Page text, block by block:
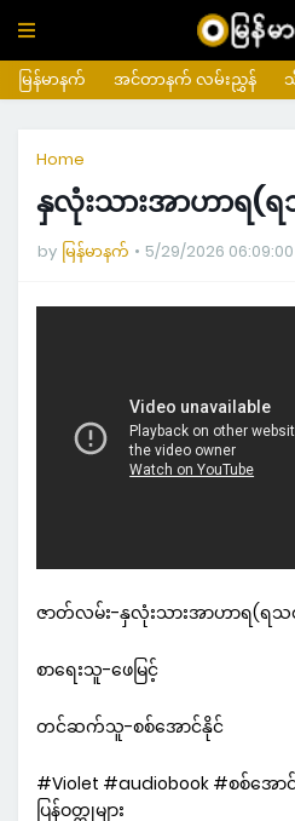
မြန်မာနက် အင်တာနက် လမ်းညွှန်
Home
နှလုံးသားအာဟာရ(ရသ
by မြန်မာနက် 5/29/2026 06:09:00
ဇာတ်လမ်း-နှလုံးသားအာဟာရ(ရသစ
စာရေးသူ-ဖေမြင့်
တင်ဆက်သူ-စစ်အောင်နိုင်
#Violet #audiobook #စစ်အ
ပြန်ဝတ္ထုများ